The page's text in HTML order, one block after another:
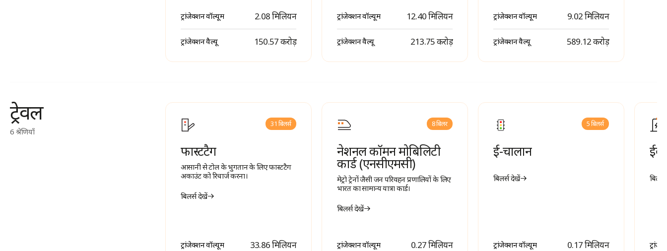
ट्रांजेक्शन वॉल्यूम 2.08 मिलियन
ट्रांजेक्शन वैल्यू ₹ 150.57 करोड़
ट्रांजेक्शन वॉल्यूम 12.40 मिलियन
ट्रांजेक्शन वैल्यू ₹ 213.75 करोड़
ट्रांजेक्शन वॉल्यूम 9.02 मिलियन
ट्रांजेक्शन वैल्यू ₹ 589.12 करोड़
ट्रेवल
6 श्रेणियाँ
31 बिलर्स
फास्टटैग
आसानी से टोल के भुगतान के लिए फास्टटैग
अकाउंट को रिचार्ज करना।
बिलर्स देखें
ट्रांजेक्शन वॉल्यूम 33.86 मिलियन
8 बिलर
नेशनल कॉमन मोबिलिटी
कार्ड (एनसीएमसी)
मेट्रो ट्रेनों जैसी जन परिवहन प्रणालियों के लिए
भारत का सामान्य यात्रा कार्ड।
बिलर्स देखें
ट्रांजेक्शन वॉल्यूम 0.27 मिलियन
5 बिलर्स
ई-चालान
बिलर्स देखें
ट्रांजेक्शन वॉल्यूम 0.17 मिलियन